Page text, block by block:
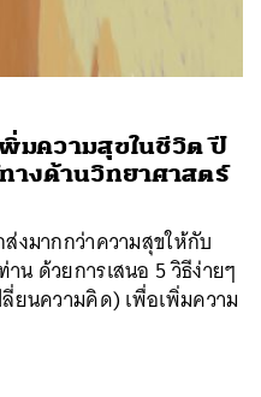
มความสุขในชีวิต ปี
างด้านวิทยาศาสตร์
งมากกว่าความสุขให้กับ
ด้วยการเสนอ 5 วิธีง่ายๆ
ยนความคิด) เพื่อเพิ่มความ